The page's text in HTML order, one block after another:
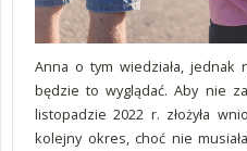
Anna o tym wiedziała, jednak
będzie to wyglądać. Aby nie
listopadzie 2022 r. złożyła
kolejny okres, choć nie